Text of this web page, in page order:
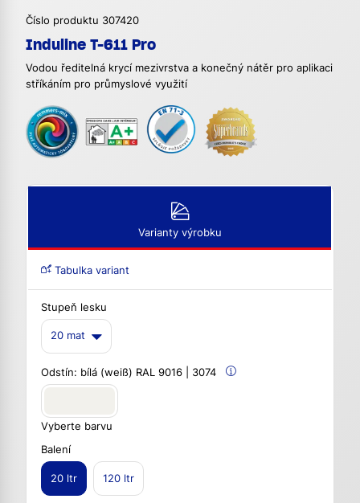
Číslo produktu 307420
Induline T-611 Pro
Vodou ředitelná krycí mezivrstva a konečný nátěr pro aplikaci
stříkáním pro průmyslové využití
Varianty výrobku
Tabulka variant
Stupeň lesku
20 mat
Odstín: bílá (weiß) RAL 9016 | 3074
Vyberte barvu
Balení
20 ltr 120 ltr